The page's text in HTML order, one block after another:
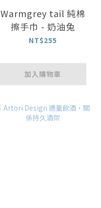
Warmgrey tail 純棉
擦手巾 - 奶油兔
NT$255
加入購物車